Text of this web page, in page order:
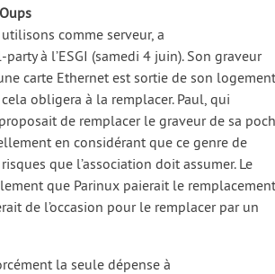
comme serveur, a
à l’ESGI (samedi 4 juin). Son graveur
carte Ethernet est sortie de son logement
obligera à la remplacer. Paul, qui
de remplacer le graveur de sa
en considérant que ce genre de
que l’association doit assumer. Le
que Parinux paierait le
de l’occasion pour le remplacer par un
la seule dépense à